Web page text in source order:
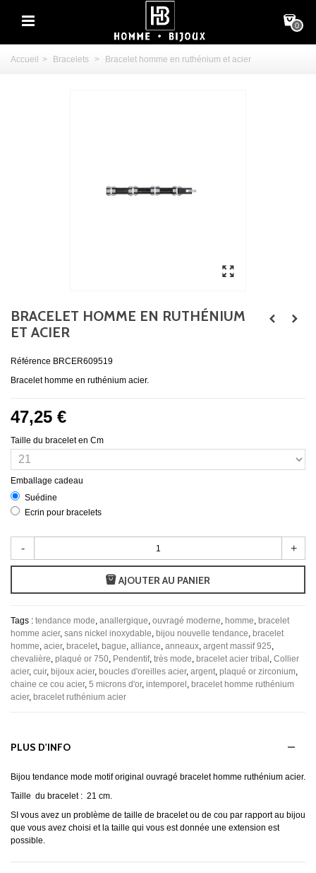
0
Accueil > Bracelets > Bracelet homme en ruthénium et acier
BRACELET HOMME EN RUTHÉNIUM
ET ACIER
Référence BRCER609519
Bracelet homme en ruthénium acier.
47,25 €
Taille du bracelet en Cm
Emballage cadeau
Suédine
Ecrin pour bracelets
- +
AJOUTER AU PANIER
Tags : tendance mode, anallergique, ouvragé moderne, homme, bracelet
homme acier, sans nickel inoxydable, bijou nouvelle tendance, bracelet
homme, acier, bracelet, bague, alliance, anneaux, argent massif 925,
chevalière, plaqué or 750, Pendentif, très mode, bracelet acier tribal , Collier
acier, cuir, bijoux acier, boucles d'oreilles acier, argent, plaqué or zirconium,
chaine ce cou acier, 5 microns d'or, intemporel , bracelet homme ruthénium
acier, bracelet ruthénium acier
PLUS D'INFO
Bijou tendance mode motif original ouvragé bracelet homme ruthénium acier.
Taille du bracelet : 21 cm.
SI vous avez un problème de taille de bracelet ou de cou par rapport au bijou
que vous avez choisi et la taille qui vous est donnée une extension est
possible.